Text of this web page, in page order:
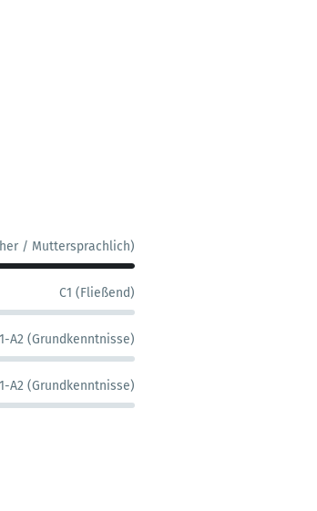
/ Muttersprachlich)
C1 (Fließend)
A2 (Grundkenntnisse)
A2 (Grundkenntnisse)